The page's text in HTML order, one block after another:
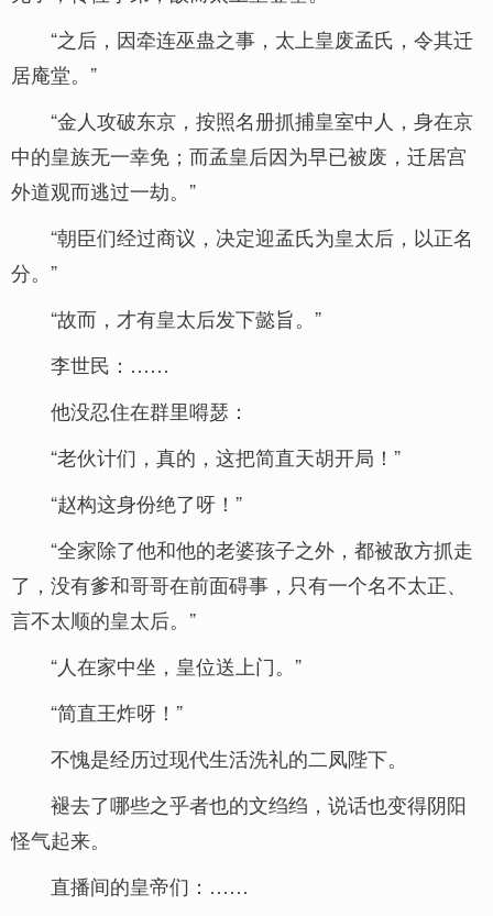
“之后，因牵连巫蛊之事，太上皇废孟氏，令其迁
居庵堂。”
“金人攻破东京，按照名册抓捕皇室中人，身在京
中的皇族无一幸免；而孟皇后因为早已被废，迁居宫
外道观而逃过一劫。”
“朝臣们经过商议，决定迎孟氏为皇太后，以正名
分。”
“故而，才有皇太后发下懿旨。”
李世民：……
他没忍住在群里嘚瑟：
“老伙计们，真的，这把简直天胡开局！”
“赵构这身份绝了呀！”
“全家除了他和他的老婆孩子之外，都被敌方抓走
了，没有爹和哥哥在前面碍事，只有一个名不太正、
言不太顺的皇太后。”
“人在家中坐，皇位送上门。”
“简直王炸呀！”
不愧是经历过现代生活洗礼的二凤陛下。
褪去了哪些之乎者也的文绉绉，说话也变得阴阳
怪气起来。
直播间的皇帝们：……